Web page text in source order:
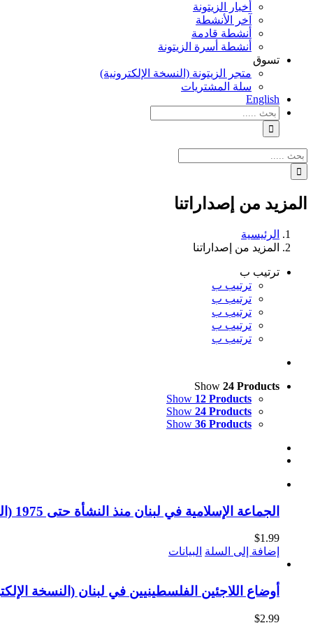
أخبار الزيتونة
آخر الأنشطة
أنشطة قادمة
أنشطة أسرة الزيتونة
تسوق
متجر الزيتونة (النسخة الإلكترونية)
سلة المشتريات
English
نتائج
البحث
بالنسبة
الي
:
نتائج
البحث
بالنسبة
الي
: المزيد من إصداراتنا
الرئيسية
المزيد من إصداراتنا
ترتيب ب
ترتيب ب
ترتيب ب
ترتيب ب
ترتيب ب
ترتيب ب
Show 24 Products
Show 12 Products
Show 24 Products
Show 36 Products
الجماعة الإسلامية في لبنان منذ النشأة حتى 1975 (النسخة الإلكترونية)
$1.99
إضافة إلى السلة البيانات
أوضاع اللاجئين الفلسطينيين في لبنان (النسخة
$2.99